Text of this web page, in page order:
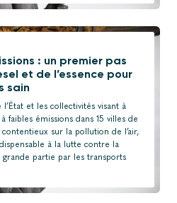
: un premier pas
et de l’essence pour
sain
et les collectivités visant à
faibles émissions dans 15 villes de
sur la pollution de l’air,
à la lutte contre la
grande partie par les transports